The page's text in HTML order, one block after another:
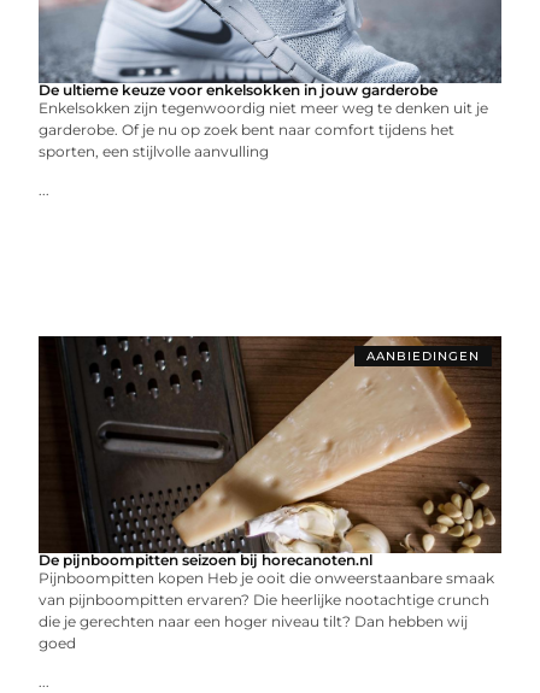
De ultieme keuze voor enkelsokken in jouw garderobe
Enkelsokken zijn tegenwoordig niet meer weg te denken uit je
garderobe. Of je nu op zoek bent naar comfort tijdens het
sporten, een stijlvolle aanvulling
...
AANBIEDINGEN
De pijnboompitten seizoen bij horecanoten.nl
Pijnboompitten kopen Heb je ooit die onweerstaanbare smaak
van pijnboompitten ervaren? Die heerlijke nootachtige crunch
die je gerechten naar een hoger niveau tilt? Dan hebben wij
goed
...